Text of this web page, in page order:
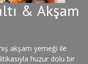
& Akşam
akşam yemeği ile
huzur dolu bir